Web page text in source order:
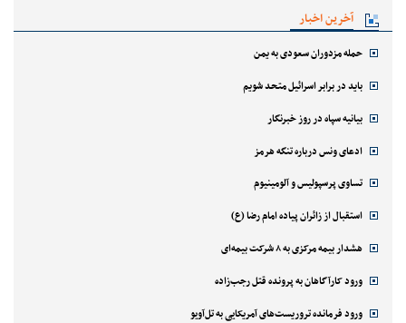
آخرین اخبار
حمله مزدوران سعودی به یمن
باید در برابر اسرائیل متحد شویم
بیانیه سپاه در روز خبرنگار
ادعای ونس درباره تنگه هرمز
تساوی پرسپولیس و آلومینیوم
استقبال از زائران پیاده امام رضا (ع)
هشدار بیمه مرکزی به ۸ شرکت بیمه‌ای
ورود کارآگاهان به پرونده قتل رجب‌زاده
ورود فرمانده تروریست‌های آمریکایی به تل‌آویو